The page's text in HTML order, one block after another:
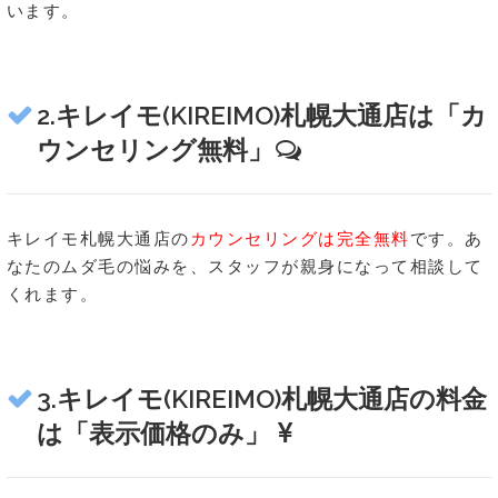
います。
2.キレイモ(KIREIMO)札幌大通店は「カ
ウンセリング無料」
キレイモ札幌大通店の カウンセリングは完全無料です。あ
なたのムダ毛の悩みを、スタッフが親身になって相談して
くれます。
3.キレイモ(KIREIMO)札幌大通店の料金
は「表示価格のみ」